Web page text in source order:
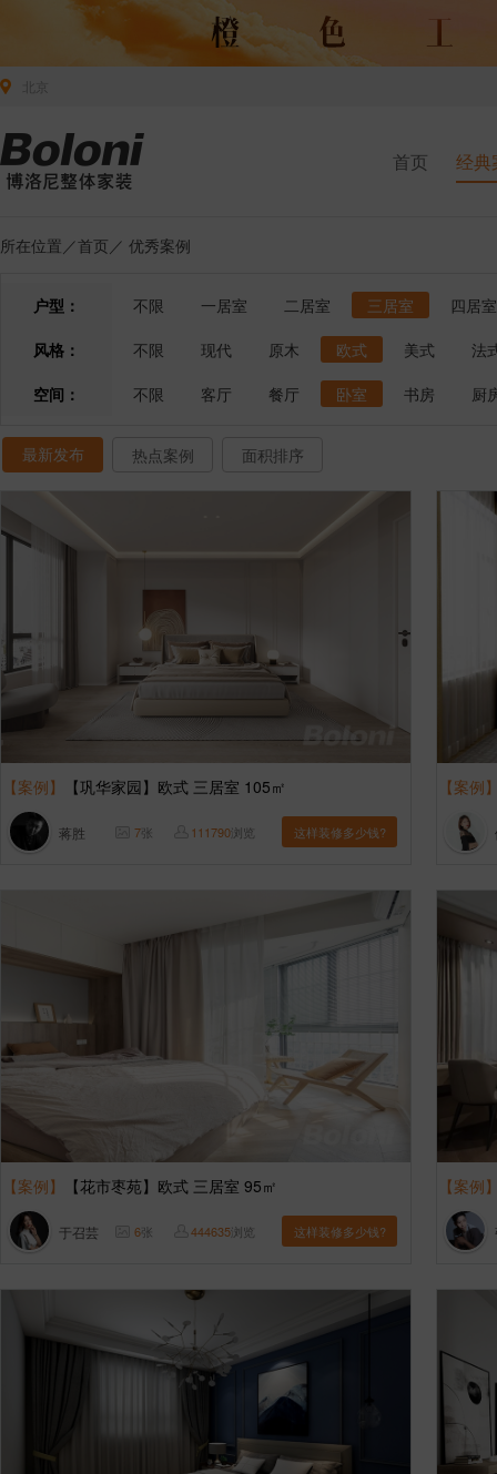
首页 经典
所在位置／首页 ／ 优秀案例
户型： 不限 一居室 二居室 三居室
四居室
风格：
不限 现代 原木 欧式 美式
法
空间：
不限 客厅 餐厅 卧室 书房 厨
最新发布 热点案例 面积排序
【案例】 【巩华家园】欧式 三居室 105㎡
蒋胜 7张 111790浏览 这样装修多少钱?
【案例
【案例】 【花市枣苑】欧式 三居室 95㎡
于召芸 6张 444635浏览 这样装修多少钱?
【案例